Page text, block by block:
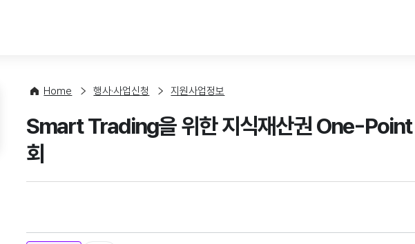
Home 행사·사업신청 지원사업정보
Smart Trading을 위한 지식재산권 One-Point
회